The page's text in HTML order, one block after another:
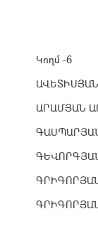
Կողմ -6
ԱՐԱՄՅԱՆ